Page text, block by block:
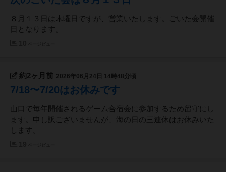
８月１３日は木曜日ですが、営業いたします。ごいた会開催
日となります。
約2ヶ月前 2026年06月24日 14時48分頃
7/18〜7/20はお休みです
山口で毎年開催されるゲーム合宿会に参加するため留守にし
ます。申し訳ございませんが、海の日の三連休はお休みいた
します。